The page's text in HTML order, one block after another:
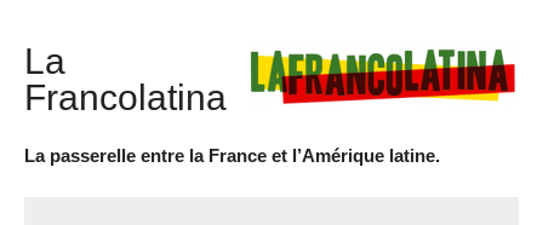
La
Francolatina
La passerelle entre la France et l’Amérique latine.